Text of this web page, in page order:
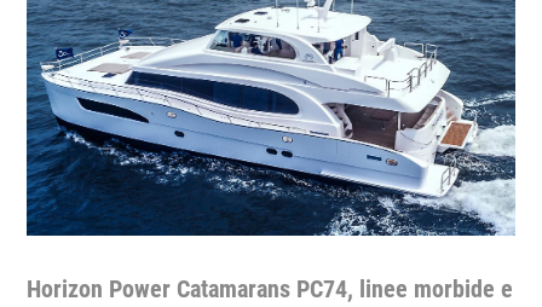
Horizon Power Catamarans PC74, linee morbide e